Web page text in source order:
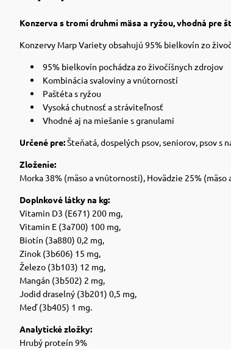
Konzerva s tromi druhmi mäsa a ryžou, vhodná pre
Konzervy Marp Variety obsahujú 95% bielkovín zo
95% bielkovín pochádza zo živočíšnych zdrojov
Kombinácia svaloviny a vnútorností
Paštéta s ryžou
Vysoká chutnosť a stráviteľnosť
Vhodné aj na miešanie s granulami
Určené pre:Šteňatá, dospelých psov, seniorov, psov s
Zloženie:
Morka 38% (mäso a vnútornosti), Hovädzie 25%
Doplnkové látky na kg:
Vitamin D3 (E671) 200 mg,
Vitamin E (3a700) 100 mg,
Biotín (3a880) 0,2 mg,
Zinok (3b606) 15 mg,
Železo (3b103) 12 mg,
Mangán (3b502) 2 mg,
Jodid draselný (3b201) 0,5 mg,
Meď (3b405) 1 mg.
Analytické zložky:
Hrubý proteín 9%